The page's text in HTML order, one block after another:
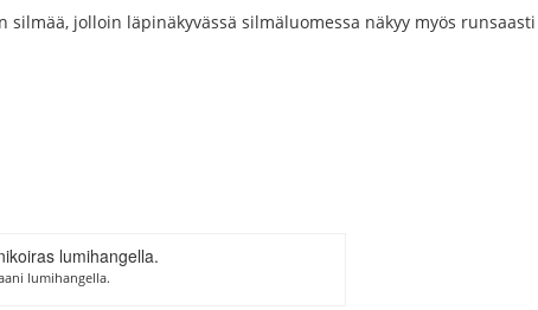
jolloin läpinäkyvässä silmäluomessa näkyy myös
lumihangella.